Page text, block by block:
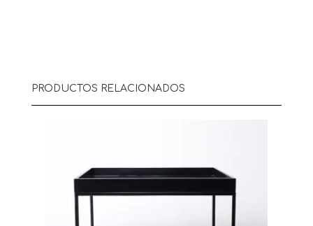
PRODUCTOS RELACIONADOS